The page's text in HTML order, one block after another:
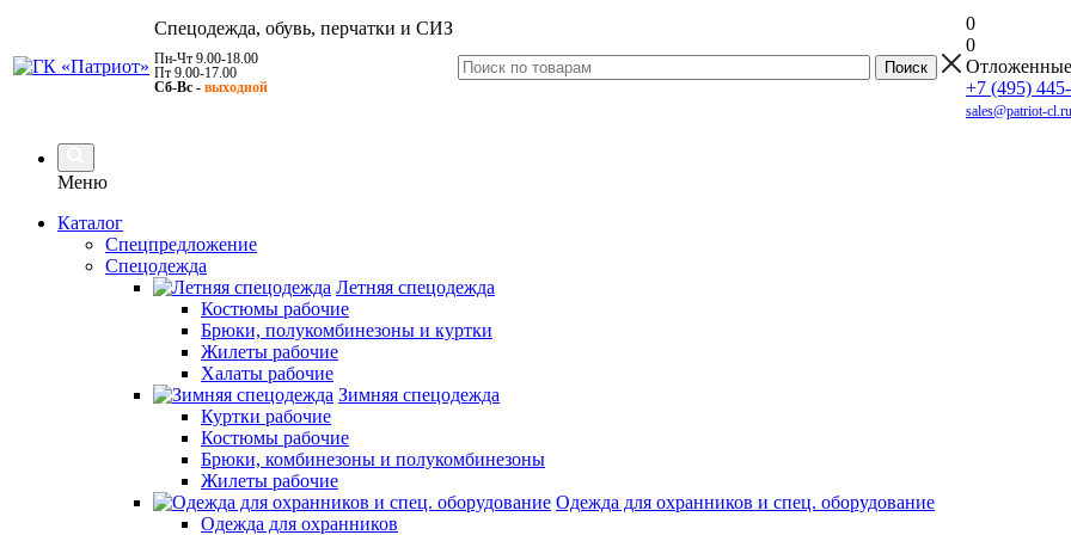
Спецодежда, обувь, перчатки и СИЗ
Пн-Чт 9.00-18.00
Пт 9.00-17.00
Сб-Вс - выходной
0
0
Отложенные
+7 (495)
sales@patriot-cl.ru
Меню
Каталог
Спецпредложение
Спецодежда
Летняя спецодежда
Костюмы рабочие
Брюки, полукомбинезоны и куртки
Жилеты рабочие
Халаты рабочие
Зимняя спецодежда
Куртки рабочие
Костюмы рабочие
Брюки, комбинезоны и полукомбинезоны
Жилеты рабочие
Одежда для охранников и спец. оборудование
Одежда для охранников